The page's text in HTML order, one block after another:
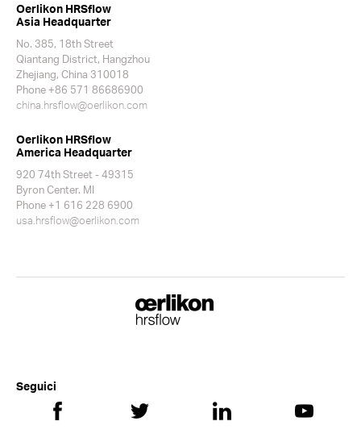
Oerlikon HRSflow
Asia Headquarter
No. 385, 18th Street
Qiantang District, Hangzhou
Zhejiang, China 310018
Phone +86 571 86686900
china.hrsflow@oerlikon.com
Oerlikon HRSflow
America Headquarter
920 74th Street - 49315
Byron Center. MI
Phone +1 616 228 6900
usa.hrsflow@oerlikon.com
Seguici